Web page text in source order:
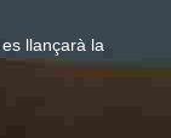
llançarà la